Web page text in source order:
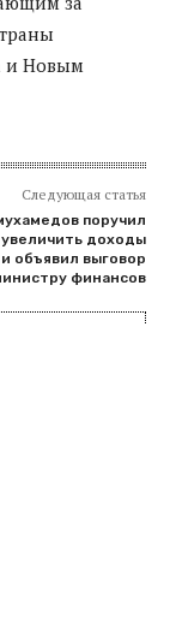
и Новым
Следующая статья
поручил
доходы
объявил выговор
финансов